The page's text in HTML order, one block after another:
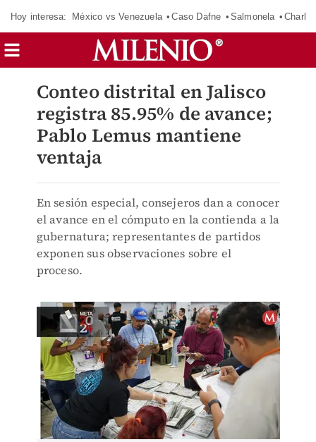
Hoy interesa: México vs Venezuela Caso Dafne Salmonela
Conteo distrital en Jalisco
registra 85.95% de avance;
Pablo Lemus mantiene
ventaja
En sesión especial, consejeros dan a conocer
el avance en el cómputo en la contienda a la
gubernatura; representantes de partidos
exponen sus observaciones sobre el
proceso.